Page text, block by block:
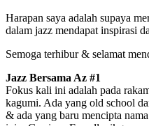
Harapan saya adalah supaya
dalam jazz mendapat inspirasi
Semoga terhibur & selamat
Jazz Bersama Az #1
Fokus kali ini adalah pada
kagumi. Ada yang old school
& ada yang baru mencipta